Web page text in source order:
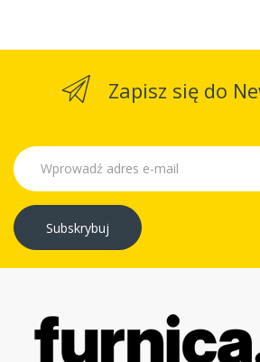
Zapisz się do
Subskrybuj